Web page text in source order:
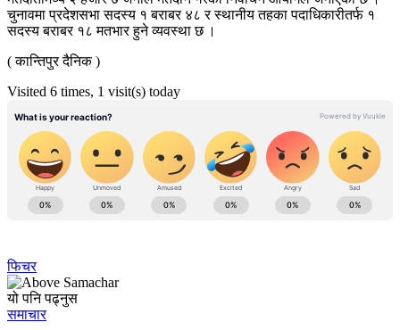
चुनावमा प्रदेशसभा सदस्य १ बराबर ४८ र स्थानीय तहका पदाधिकारीतर्फ १
सदस्य बराबर १८ मतभार हुने व्यवस्था छ ।
( कान्तिपुर दैनिक )
Visited 6 times, 1 visit(s) today
फिचर
यो पनि पढ्नुस
समाचार